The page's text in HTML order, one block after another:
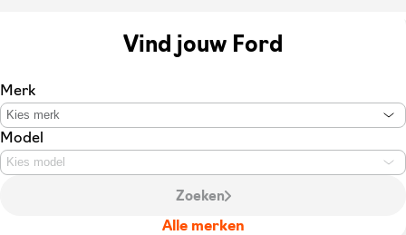
Vind jouw Ford
Merk
Kies merk
Model
Kies model
Zoeken
Alle merken